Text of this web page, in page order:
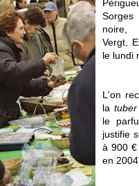
noire,
Vergt,
le lundi
L'on
la
le
justifie
à 900 €
en